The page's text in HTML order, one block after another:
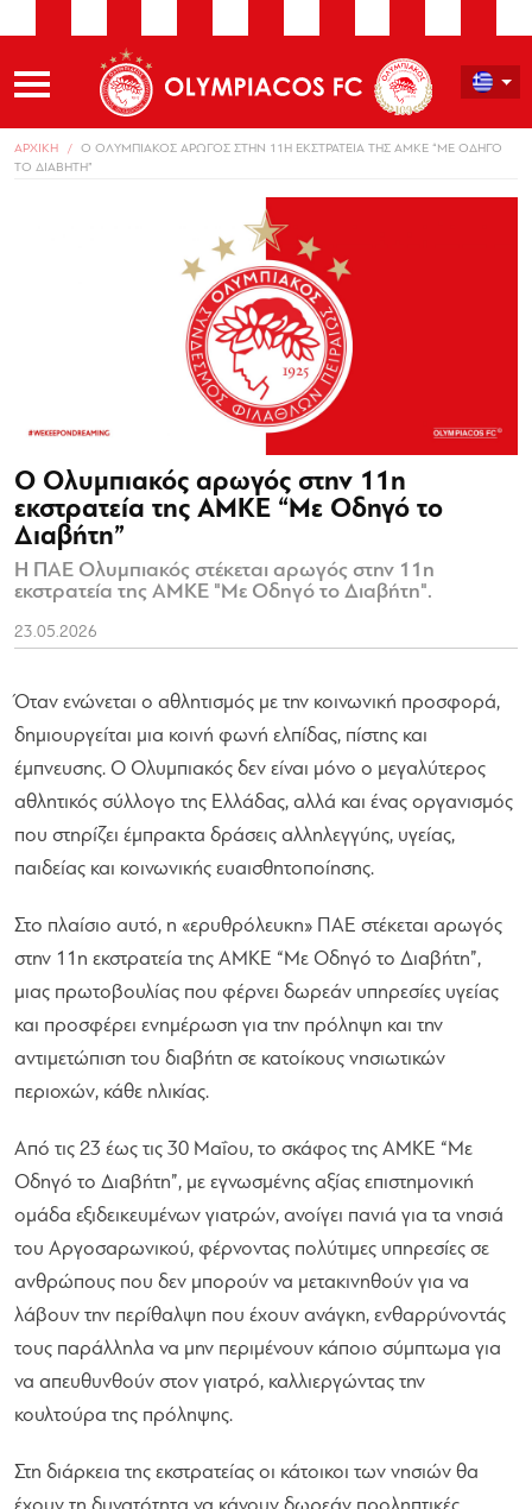
ΑΡΧΙΚΗ
Ο ΟΛΥΜΠΙΑΚΟΣ ΑΡΩΓΟΣ ΣΤΗΝ 11Η ΕΚΣΤΡΑΤΕΙΑ ΤΗΣ ΑΜΚΕ “ΜΕ ΟΔΗΓΟ
ΤΟ ΔΙΑΒΗΤΗ”
Ο Ολυμπιακός αρωγός στην 11η
εκστρατεία της ΑΜΚΕ “Με Οδηγό το
Διαβήτη”
Η ΠΑΕ Ολυμπιακός στέκεται αρωγός στην 11η
εκστρατεία της ΑΜΚΕ "Με Οδηγό το Διαβήτη".
23.05.2026
Όταν ενώνεται ο αθλητισμός με την κοινωνική προσφορά,
δημιουργείται μια κοινή φωνή ελπίδας, πίστης και
έμπνευσης. Ο Ολυμπιακός δεν είναι μόνο ο μεγαλύτερος
αθλητικός σύλλογο της Ελλάδας, αλλά και ένας οργανισμός
που στηρίζει έμπρακτα δράσεις αλληλεγγύης, υγείας,
παιδείας και κοινωνικής ευαισθητοποίησης.
Στο πλαίσιο αυτό, η «ερυθρόλευκη» ΠΑΕ στέκεται αρωγός
στην 11η εκστρατεία της ΑΜΚΕ “Με Οδηγό το Διαβήτη”,
μιας πρωτοβουλίας που φέρνει δωρεάν υπηρεσίες υγείας
και προσφέρει ενημέρωση για την πρόληψη και την
αντιμετώπιση του διαβήτη σε κατοίκους νησιωτικών
περιοχών, κάθε ηλικίας.
Από τις 23 έως τις 30 Μαΐου, το σκάφος της ΑΜΚΕ “Με
Οδηγό το Διαβήτη”, με εγνωσμένης αξίας επιστημονική
ομάδα εξιδεικευμένων γιατρών, ανοίγει πανιά για τα νησιά
του Αργοσαρωνικού, φέρνοντας πολύτιμες υπηρεσίες σε
ανθρώπους που δεν μπορούν να μετακινηθούν για να
λάβουν την περίθαλψη που έχουν ανάγκη, ενθαρρύνοντάς
τους παράλληλα να μην περιμένουν κάποιο σύμπτωμα για
να απευθυνθούν στον γιατρό, καλλιεργώντας την
κουλτούρα της πρόληψης.
Στη διάρκεια της εκστρατείας οι κάτοικοι των νησιών θα